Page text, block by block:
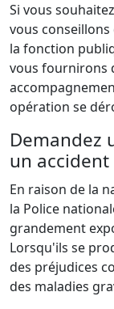
Si vous
vous
la fonction
vous fournirons
opération se
Demandez
un
En raison de la
la Police
grandement
Lorsqu'ils se
des préjudices
des maladies